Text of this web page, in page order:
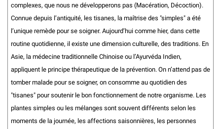
complexes, que nous ne développerons pas (Macération, Décoction).
Connue depuis l’antiquité, les tisanes, la maîtrise des "simples" a été
l’unique remède pour se soigner. Aujourd’hui comme hier, dans cette
routine quotidienne, il existe une dimension culturelle, des traditions. En
Asie, la médecine traditionnelle Chinoise ou l’Ayurvéda Indien,
appliquent le principe thérapeutique de la prévention. On n’attend pas de
tomber malade pour se soigner, on consomme au quotidien des
"tisanes" pour soutenir le bon fonctionnement de notre organisme. Les
plantes simples ou les mélanges sont souvent différents selon les
moments de la journée, les affections saisonnières, les personnes